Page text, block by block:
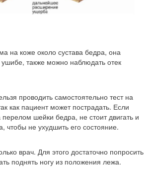
на коже около сустава бедра, она
ушибе, также можно наблюдать отек
проводить самостоятельно тест на
как пациент может пострадать. Если
шейки бедра, не стоит двигать и
чтобы не ухудшить его состояние.
врач. Для этого достаточно попросить
поднять ногу из положения лежа.